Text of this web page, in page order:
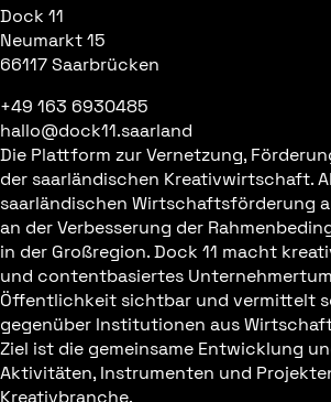
Dock 11
Neumarkt 15
66117 Saarbrücken
+49 163 6930485
hallo@dock11.saarland
Die Plattform zur Vernetzung,
der saarländischen Kreativwirtschaft.
saarländischen Wirtschaftsförderung
an der Verbesserung der
in der Großregion. Dock 11 macht
und contentbasiertes
Öffentlichkeit sichtbar und vermittelt
gegenüber Institutionen aus
Ziel ist die gemeinsame Entwicklung
Aktivitäten, Instrumenten und
Kreativbranche.